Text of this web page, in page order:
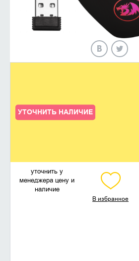
УТОЧНИТЬ НАЛИЧИЕ
уточнить у
менеджера цену и
наличие
В избранное